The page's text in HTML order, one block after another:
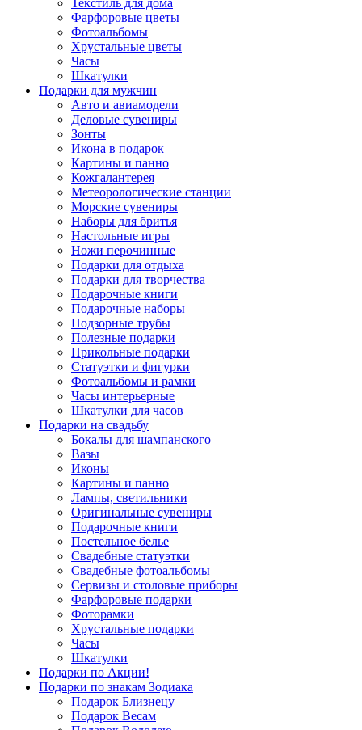
Текстиль для дома
Фарфоровые цветы
Фотоальбомы
Хрустальные цветы
Часы
Шкатулки
Подарки для мужчин
Авто и авиамодели
Деловые сувениры
Зонты
Икона в подарок
Картины и панно
Кожгалантерея
Метеорологические станции
Морские сувениры
Наборы для бритья
Настольные игры
Ножи перочинные
Подарки для отдыха
Подарки для творчества
Подарочные книги
Подарочные наборы
Подзорные трубы
Полезные подарки
Прикольные подарки
Статуэтки и фигурки
Фотоальбомы и рамки
Часы интерьерные
Шкатулки для часов
Подарки на свадьбу
Бокалы для шампанского
Вазы
Иконы
Картины и панно
Лампы, светильники
Оригинальные сувениры
Подарочные книги
Постельное белье
Свадебные статуэтки
Свадебные фотоальбомы
Сервизы и столовые приборы
Фарфоровые подарки
Фоторамки
Хрустальные подарки
Часы
Шкатулки
Подарки по Акции!
Подарки по знакам Зодиака
Подарок Близнецу
Подарок Весам